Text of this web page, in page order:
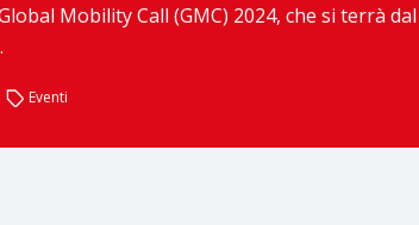
Mobility Call (GMC) 2024, che si terrà
Eventi